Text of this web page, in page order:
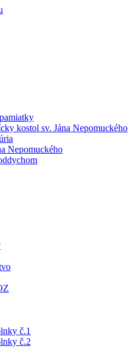
kostol sv. Jána Nepomuckého
Nepomuckého
č.1
č.2